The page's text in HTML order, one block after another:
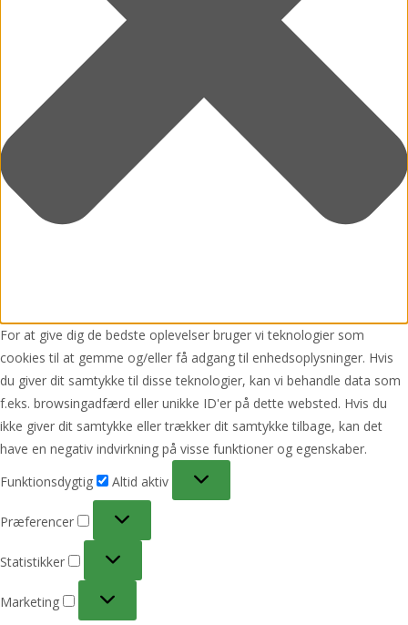
For at give dig de bedste oplevelser bruger vi teknologier som
cookies til at gemme og/eller få adgang til enhedsoplysninger. Hvis
du giver dit samtykke til disse teknologier, kan vi behandle data som
f.eks. browsingadfærd eller unikke ID'er på dette websted. Hvis du
ikke giver dit samtykke eller trækker dit samtykke tilbage, kan det
have en negativ indvirkning på visse funktioner og egenskaber.
Funktionsdygtig
Altid aktiv
Præferencer
Statistikker
Marketing